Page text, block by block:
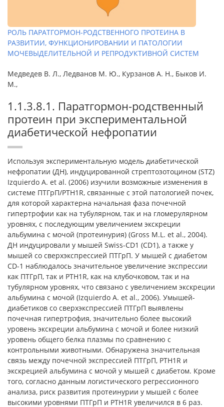
РОЛЬ ПАРАТГОРМОН-РОДСТВЕННОГО ПРОТЕИНА В
РАЗВИТИИ, ФУНКЦИОНИРОВАНИИ И ПАТОЛОГИИ
МОЧЕВЫДЕЛИТЕЛЬНОЙ И РЕПРОДУКТИВНОЙ СИСТЕМ
Медведев В. Л., Ледванов М. Ю., Курзанов А. Н., Быков И.
М.,
1.1.3.8.1. Паратгормон-родственный
протеин при экспериментальной
диабетической нефропатии
Используя экспериментальную модель диабетической
нефропатии (ДН), индуцированной стрептозотоцином (STZ)
Izquierdo A. et al. (2006) изучили возможные изменения в
системе ПТГрП/PTH1R, связанные с этой патологией почек,
для которой характерна начальная фаза почечной
гипертрофии как на тубулярном, так и на гломерулярном
уровнях, с последующим увеличением экскреции
альбумина с мочой (протеинурия) (Gross M.L. et al., 2004).
ДН индуцировали у мышей Swiss-CD1 (CD1), а также у
мышей со сверхэкспрессией ПТГрП. У мышей с диабетом
CD-1 наблюдалось значительное увеличение экспрессии
как ПТГрП, так и PTH1R, как на клубочковом, так и на
тубулярном уровнях, что связано с увеличением экскреции
альбумина с мочой (Izquierdo A. et al., 2006). Умышей-
диабетиков со сверхэкспрессией ПТГрП выявлены
почечная гипертрофия, значительно более высокий
уровень экскреции альбумина с мочой и более низкий
уровень общего белка плазмы по сравнению с
контрольными животными. Обнаружена значительная
связь между почечной экспрессией ПТГрП, PTH1R и
экскрецией альбумина с мочой у мышей с диабетом. Кроме
того, согласно данным логистического регрессионного
анализа, риск развития протеинурии у мышей с более
высокими уровнями ПТГрП и PTH1R увеличился в 6 раз.